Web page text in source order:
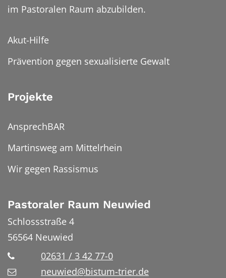
im Pastoralen Raum abzubilden.
Akut-Hilfe
Prävention gegen sexualisierte Gewalt
Projekte
AnsprechBAR
Martinsweg am Mittelrhein
Wir gegen Rassismus
Pastoraler Raum Neuwied
Schlossstraße 4
56564 Neuwied
02631 / 3 42 77-0
neuwied@bistum-trier.de